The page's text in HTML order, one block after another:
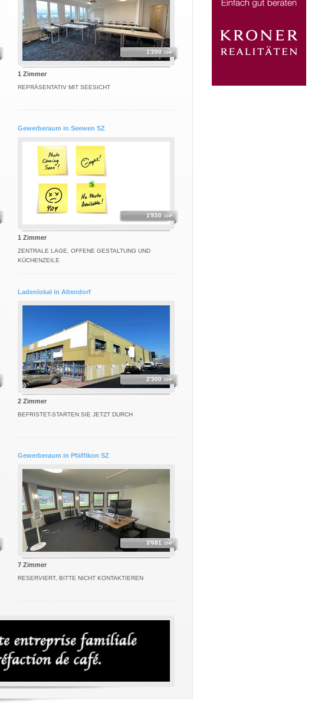
1'200 CHF
1 Zimmer
REPRÄSENTATIV MIT SEESICHT
Gewerberaum in Seewen SZ
1'850 CHF
1 Zimmer
ZENTRALE LAGE, OFFENE GESTALTUNG UND
KÜCHENZEILE
Ladenlokal in Altendorf
2'300 CHF
2 Zimmer
BEFRISTET-STARTEN SIE JETZT DURCH
Gewerberaum in Pfäffikon SZ
3'681 CHF
7 Zimmer
RESERVIERT, BITTE NICHT KONTAKTIEREN